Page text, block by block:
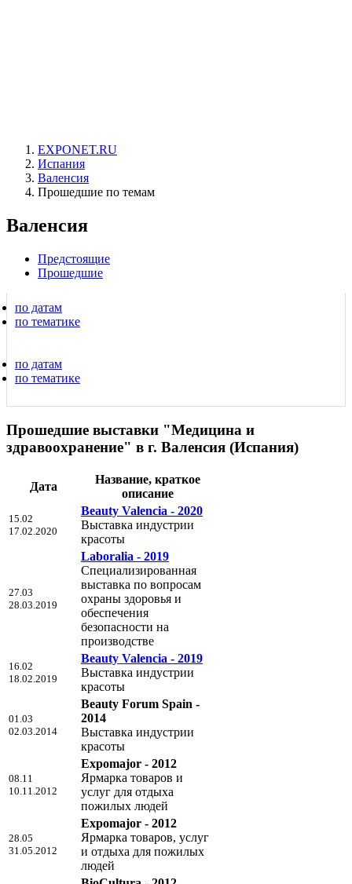
EXPONET.RU
Испания
Валенсия
Прошедшие по темам
Валенсия
Предстоящие
Прошедшие
по датам
по тематике
по датам
по тематике
Прошедшие выставки "Медицина и
здравоохранение" в г. Валенсия (Испания)
Дата
Название, краткое
описание
15.02
17.02.2020
Beauty Valencia - 2020
Выставка индустрии
красоты
27.03
28.03.2019
Laboralia - 2019
Специализированная
выставка по вопросам
охраны здоровья и
обеспечения
безопасности на
производстве
16.02
18.02.2019
Beauty Valencia - 2019
Выставка индустрии
красоты
01.03
02.03.2014
Beauty Forum Spain -
2014
Выставка индустрии
красоты
08.11
10.11.2012
Expomajor - 2012
Ярмарка товаров и
услуг для отдыха
пожилых людей
28.05
31.05.2012
Expomajor - 2012
Ярмарка товаров, услуг
и отдыха для пожилых
людей